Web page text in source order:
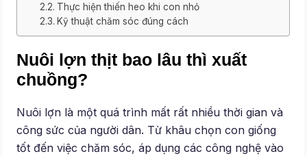
Thực hiện thiến heo khi con nhỏ
Kỹ thuật chăm sóc đúng cách
Nuôi lợn thịt bao lâu thì xuất
chuồng?
Nuôi lợn là một quá trình mất rất nhiều thời gian và
công sức của người dân. Từ khâu chọn con giống
tốt đến việc chăm sóc, áp dụng các công nghệ vào